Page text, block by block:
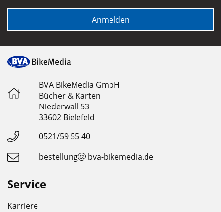
Anmelden
BVA BikeMedia GmbH
Bücher & Karten
Niederwall 53
33602 Bielefeld
0521/59 55 40
bestellung
bva-bikemedia.de
Service
Karriere